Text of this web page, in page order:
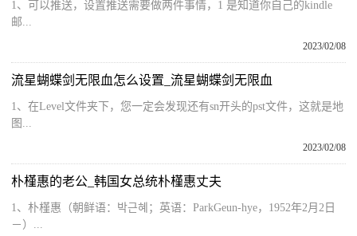
1、可以推送，设置推送需要做两件事情，1 是知道你自己的kindle
邮...
2023/02/08
流星蝴蝶剑无限血怎么设置_流星蝴蝶剑无限血
1、在Level文件夹下，您一定会发现还有sn开头的pst文件，这就是地
图...
2023/02/08
朴槿惠的老公_韩国女总统朴槿惠丈夫
1、朴槿惠（朝鲜语：박근혜；英语：ParkGeun-hye，1952年2月2日
－）...